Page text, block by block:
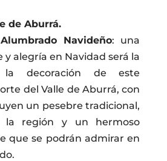
de Aburrá.
Navideño: una
y alegría en Navidad será la
decoración de este
del Valle de Aburrá, con
un pesebre tradicional,
la región y un hermoso
que se podrán admirar en